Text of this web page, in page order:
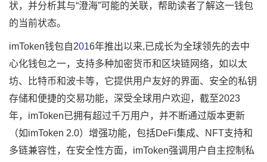
状，并分析其与“澄海”可能的关联，帮助读者了解这一钱包
的当前状态。
imToken钱包自2016年推出以来,已成长为全球领先的去中
心化钱包之一，支持多种加密货币和区块链网络，如以太
坊、比特币和波卡等，它提供用户友好的界面、安全的私钥
存储和便捷的交易功能，深受全球用户欢迎，截至2023
年，imToken已拥有超过千万用户，并不断通过版本更新
（如imToken 2.0）增强功能，包括DeFi集成、NFT支持和
多链兼容性，在安全性方面，imToken强调用户自主控制私